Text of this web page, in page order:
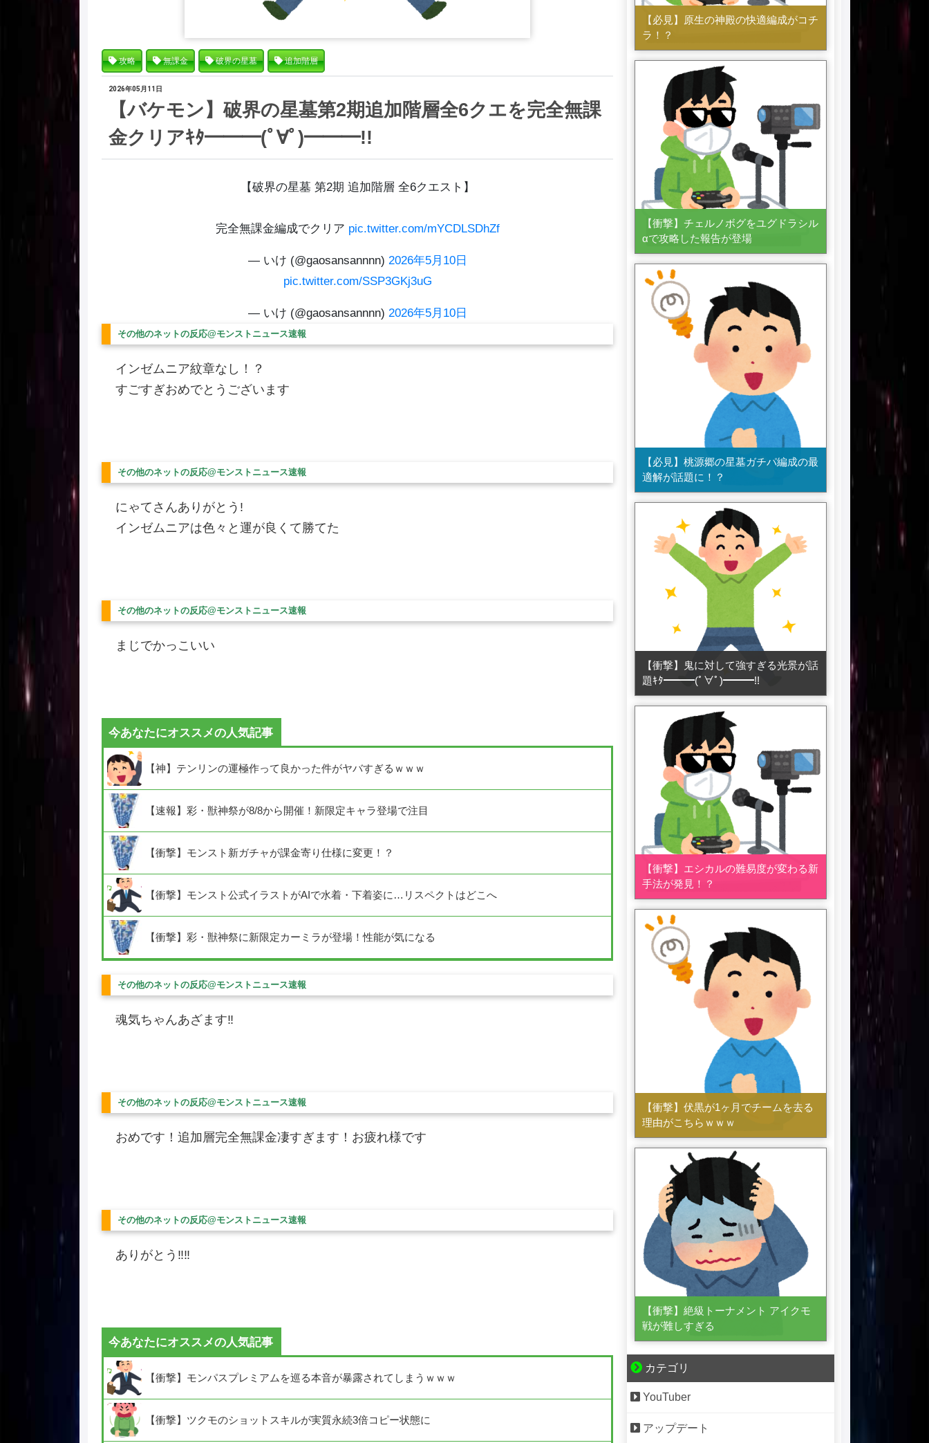
攻略 無課金 破界の星墓 追加階層
2026年05月11日
【バケモン】破界の星墓第2期追加階層全6クエを完全無課
金クリアｷﾀ━━━(ﾟ∀ﾟ)━━━!!
【破界の星墓 第2期 追加階層 全6クエスト】
完全無課金編成でクリア pic.twitter.com/mYCDLSDhZf
— いけ (@gaosansannnn) 2026年5月10日
pic.twitter.com/SSP3GKj3uG
— いけ (@gaosansannnn) 2026年5月10日
その他のネットの反応@モンストニュース速報
インゼムニア紋章なし！？
すごすぎおめでとうございます
その他のネットの反応@モンストニュース速報
にゃてさんありがとう!
インゼムニアは色々と運が良くて勝てた
その他のネットの反応@モンストニュース速報
まじでかっこいい
今あなたにオススメの人気記事
【神】テンリンの運極作って良かった件がヤバすぎるｗｗｗ
【速報】彩・獣神祭が8/8から開催！新限定キャラ登場で注目
【衝撃】モンスト新ガチャが課金寄り仕様に変更！？
【衝撃】モンスト公式イラストがAIで水着・下着姿に…リスペクトはどこへ
【衝撃】彩・獣神祭に新限定カーミラが登場！性能が気になる
その他のネットの反応@モンストニュース速報
魂気ちゃんあざます‼︎
その他のネットの反応@モンストニュース速報
おめです！追加層完全無課金凄すぎます！お疲れ様です
その他のネットの反応@モンストニュース速報
ありがとう‼︎‼︎
今あなたにオススメの人気記事
【衝撃】モンパスプレミアムを巡る本音が暴露されてしまうｗｗｗ
【衝撃】ツクモのショットスキルが実質永続3倍コピー状態に
【必見】原生の神殿の快適編成がコチ
ラ！？
【衝撃】チェルノボグをユグドラシル
αで攻略した報告が登場
【必見】桃源郷の星墓ガチパ編成の最
適解が話題に！？
【衝撃】鬼に対して強すぎる光景が話
題ｷﾀ━━━(ﾟ∀ﾟ)━━━!!
【衝撃】エシカルの難易度が変わる新
手法が発見！？
【衝撃】伏黒が1ヶ月でチームを去る
理由がこちらｗｗｗ
【衝撃】絶級トーナメント アイクモ
戦が難しすぎる
カテゴリ
YouTuber
アップデート